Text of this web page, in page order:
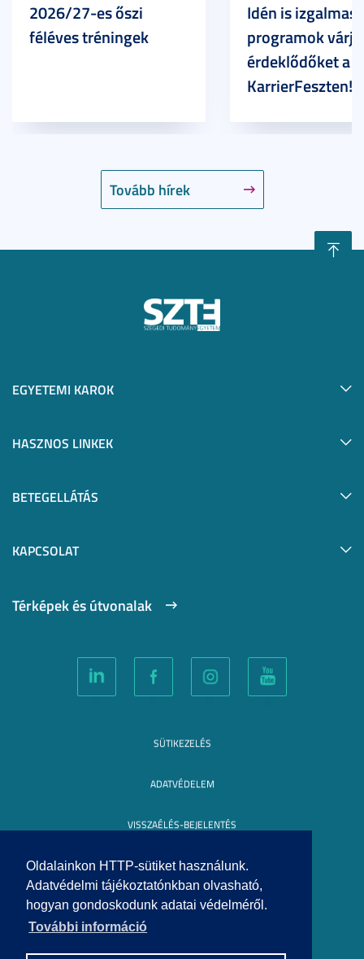
Oldalainkon HTTP-sütiket használunk.
Adatvédelmi tájékoztatónkban olvasható,
hogyan gondoskodunk adatai védelméről.
További információ
Tovább hírek
2026/27-es őszi
féléves tréningek
Idén is izgalmas
programok
érdeklődőket a
KarrierFeszten!
EGYETEMI KAROK
HASZNOS LINKEK
BETEGELLÁTÁS
KAPCSOLAT
Térképek és útvonalak
SÜTIKEZELÉS
ADATVÉDELEM
VISSZAÉLÉS-BEJELENTÉS
KÖZÉRDEKŰ ADATOK
IMPRESSZUM